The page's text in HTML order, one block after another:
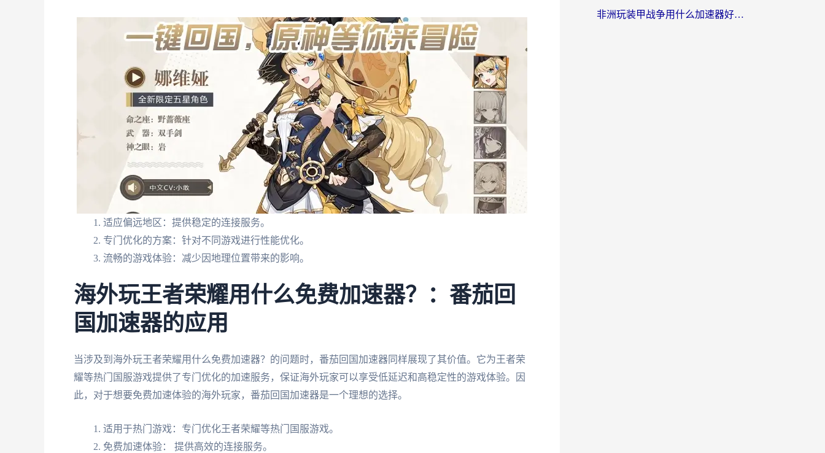
适应偏远地区：提供稳定的连接服务。
专门优化的方案：针对不同游戏进行性能优化。
流畅的游戏体验：减少因地理位置带来的影响。
海外玩王者荣耀用什么免费加速器？：番茄回
国加速器的应用
当涉及到海外玩王者荣耀用什么免费加速器？的问题时，番茄回国加速器同样展现了其价值。它为王者荣
耀等热门国服游戏提供了专门优化的加速服务，保证海外玩家可以享受低延迟和高稳定性的游戏体验。因
此，对于想要免费加速体验的海外玩家，番茄回国加速器是一个理想的选择。
适用于热门游戏：专门优化王者荣耀等热门国服游戏。
免费加速体验： 提供高效的连接服务。
非洲玩装甲战争用什么加速器好？海外党亲测有效的国服游戏加速方案